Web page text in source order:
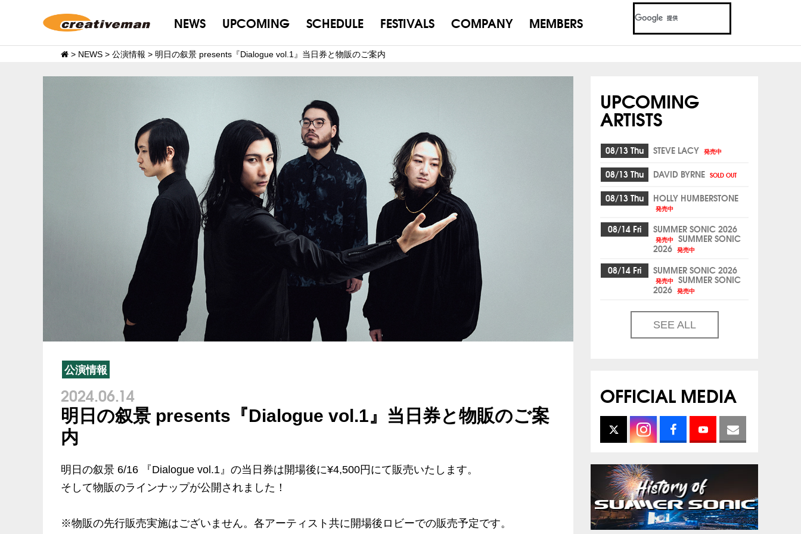
NEWS UPCOMING SCHEDULE FESTIVALS COMPANY MEMBERS
> NEWS > 公演情報 > 明日の叙景 presents『Dialogue vol.1』当日券と物販のご案内
公演情報
2024.06.14
明日の叙景 presents『Dialogue vol.1』当日券と物販のご案
内
明日の叙景 6/16 『Dialogue vol.1』の当日券は開場後に¥4,500円にて販売いたします。
そして物販のラインナップが公開されました！
※物販の先行販売実施はございません。各アーティスト共に開場後ロビーでの販売予定です。
UPCOMING
ARTISTS
08/13 Thu STEVE LACY 発売中
08/13 Thu DAVID BYRNE SOLD OUT
08/13 Thu HOLLY HUMBERSTONE
発売中
08/14 Fri SUMMER SONIC 2026
発売中 SUMMER SONIC
2026 発売中
08/14 Fri SUMMER SONIC 2026
発売中 SUMMER SONIC
2026 発売中
SEE ALL
OFFICIAL MEDIA